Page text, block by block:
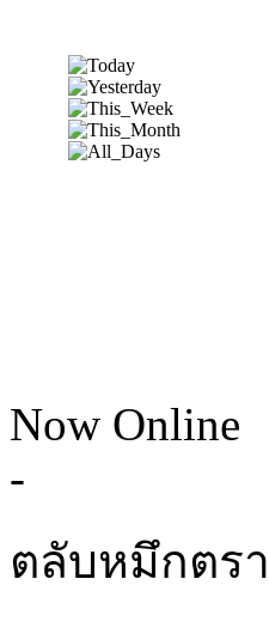
Now Online
-
ตลับหมึกตร